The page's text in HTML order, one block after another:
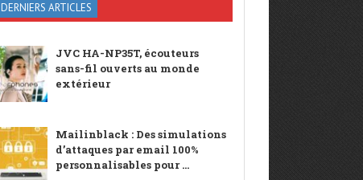
DERNIERS ARTICLES
JVC HA-NP35T, écouteurs
sans-fil ouverts au monde
extérieur
Mailinblack : Des simulations
d’attaques par email 100%
personnalisables pour ...